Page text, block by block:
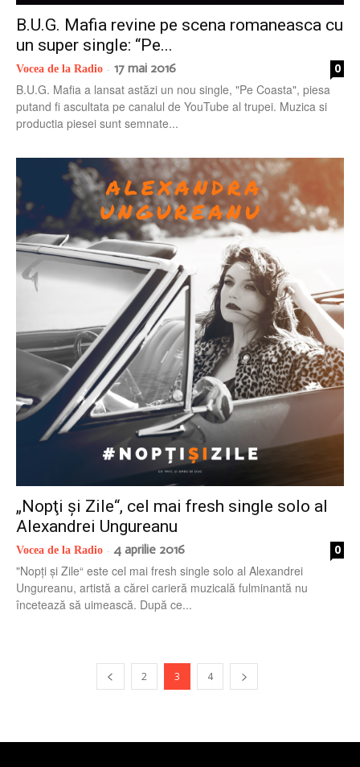
B.U.G. Mafia revine pe scena romaneasca cu
un super single: “Pe...
Vocea de la Radio - 17 mai 2016 0
B.U.G. Mafia a lansat astăzi un nou single, "Pe Coasta", piesa
putand fi ascultata pe canalul de YouTube al trupei. Muzica si
productia piesei sunt semnate...
„Nopţi şi Zile“, cel mai fresh single solo al
Alexandrei Ungureanu
Vocea de la Radio - 4 aprilie 2016 0
"Nopţi şi Zile“ este cel mai fresh single solo al Alexandrei
Ungureanu, artistă a cărei carieră muzicală fulminantă nu
încetează să uimească. După ce...
2 3 4